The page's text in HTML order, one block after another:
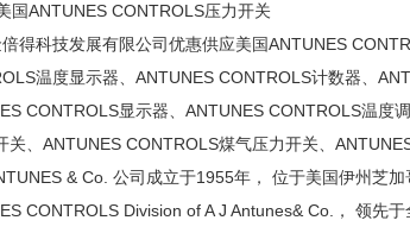
CONTROLS压力开关
得科技发展有限公司优惠供应美国ANTUNES
温度显示器、ANTUNES CONTROLS计数器、
CONTROLS显示器、ANTUNES CONTROLS温度
关、ANTUNES CONTROLS煤气压力开关、
& Co. 公司成立于1955年， 位于美国伊州芝
CONTROLS Division of A J Antunes& Co.， 领先